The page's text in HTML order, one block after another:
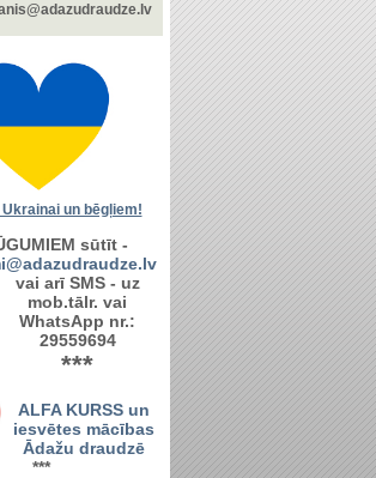
un bēgļiem!
sūtīt -
vai arī SMS - uz
mob.tālr. vai
WhatsApp nr.:
29559694
***
ALFA KURSS un
iesvētes mācības
Ādažu draudzē
***